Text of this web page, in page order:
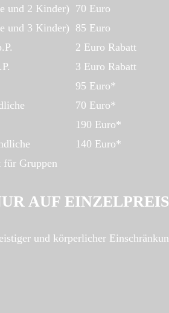
und 2 Kinder)
70 Euro
und 3 Kinder)
85 Euro
2 Euro Rabatt
3 Euro Rabatt
95 Euro*
70 Euro*
190 Euro*
140 Euro*
Gruppen
AUF
und körperlicher